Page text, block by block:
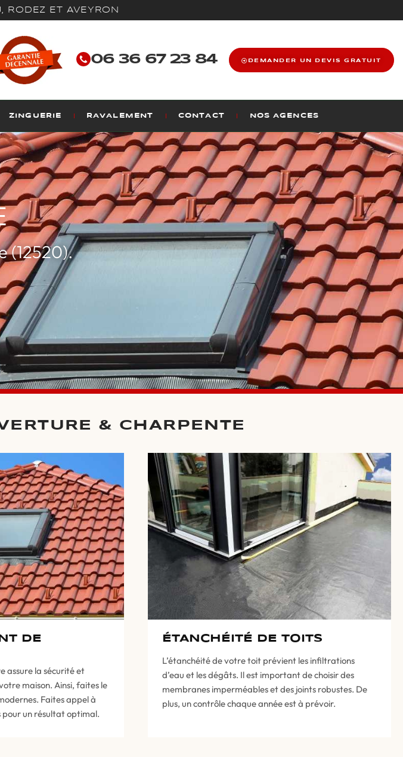
RODEZ ET AVEYRON
06 36 67 23 84 DEMANDER UN DEVIS GRATUIT
ZINGUERIE RAVALEMENT CONTACT NOS AGENCES
(12520).
& CHARPENTE
DE
assure la sécurité et
maison. Ainsi, faites le
Faites appel à
pour un résultat optimal.
ÉTANCHÉITÉ DE TOITS
L’étanchéité de votre toit prévient les infiltrations
d’eau et les dégâts. Il est important de choisir des
membranes imperméables et des joints robustes. De
plus, un contrôle chaque année est à prévoir.